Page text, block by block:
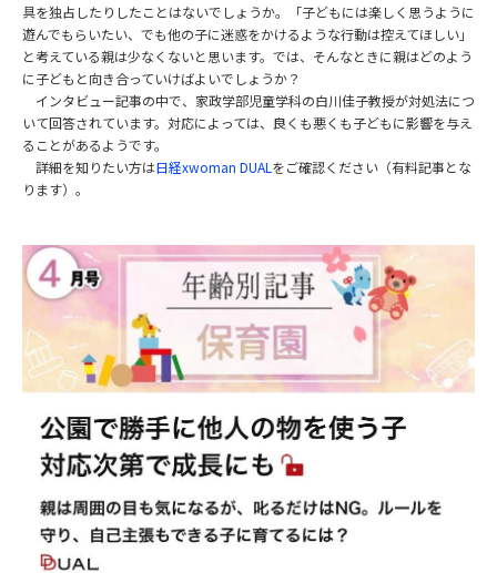
具を独占したりしたことはないでしょうか。「子どもには楽しく思うように
遊んでもらいたい、でも他の子に迷惑をかけるような行動は控えてほしい」
と考えている親は少なくないと思います。 では、そんなときに親はどのよう
に子どもと向き合っていけばよいでしょうか？
インタビュー記事の中で、 家政学部児童学科の白川佳子教授が対処法につ
いて回答されています。対応によっては、良くも悪くも子どもに影響を与え
ることがあるようです。
詳細を知りたい方は日経xwoman DUAL をご確認ください（有料記事とな
ります）。